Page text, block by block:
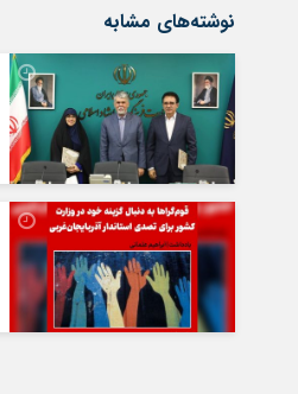
نوشته‌های مشابه